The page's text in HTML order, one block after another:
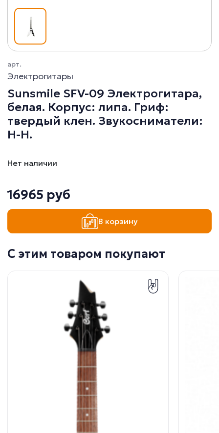
арт.
Электрогитары
Sunsmile SFV-09 Электрогитара,
белая. Корпус: липа. Гриф:
твердый клен. Звукосниматели:
H-H.
Нет наличии
16965 руб
В корзину
С этим товаром покупают